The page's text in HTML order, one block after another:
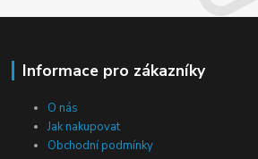
Informace pro zákazníky
O nás
Jak nakupovat
Obchodní podmínky